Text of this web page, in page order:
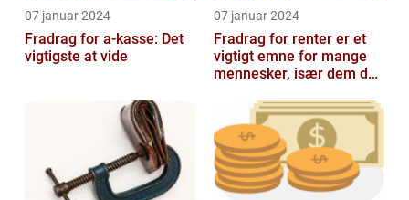
07 januar 2024
Fradrag for a-kasse: Det
vigtigste at vide
07 januar 2024
Fradrag for renter er et
vigtigt emne for mange
mennesker, især dem der
finansieri...